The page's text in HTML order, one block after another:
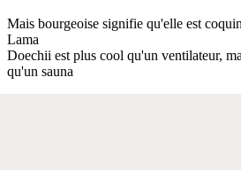
Mais bourgeoise signifie qu'elle est
Lama
Doechii est plus cool qu'un ventilateur,
qu'un sauna